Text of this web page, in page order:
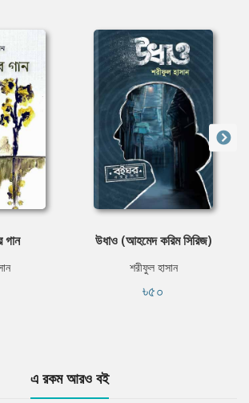
গান উধাও (আহমেদ করিম সিরিজ)
শরীফুল হাসান
৳৫০
এ রকম আরও বই